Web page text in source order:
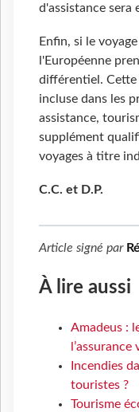
d'assistance sera
Enfin, si le
l'Européenne
différentiel.
incluse dans les
assistance,
supplément
voyages à titre
C.C. et D.P.
Article signé par
À lire aussi
Amadeus :
l’assurance
Incendies
touristes ?
Tourisme